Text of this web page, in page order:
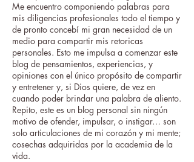
Me encuentro componiendo palabras para
mis diligencias profesionales todo el tiempo y
de pronto concebí mi gran necesidad de un
medio para compartir mis retoricas
personales. Esto me impulsa a comenzar este
blog de pensamientos, experiencias, y
opiniones con el único propósito de compartir
y entretener y, si Dios quiere, de vez en
cuando poder brindar una palabra de aliento.
Repito, este es un blog personal sin ningún
motivo de ofender, impulsar, o instigar… son
solo articulaciones de mi corazón y mi mente;
cosechas adquiridas por la academia de la
vida.